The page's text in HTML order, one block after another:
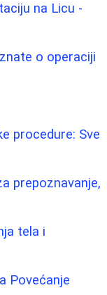
na Licu -
o operaciji
procedure: Sve
prepoznavanje,
tela i
Povećanje